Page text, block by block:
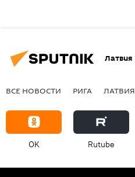
Латвия
ВСЕ НОВОСТИ РИГА ЛАТВИЯ
OK Rutube